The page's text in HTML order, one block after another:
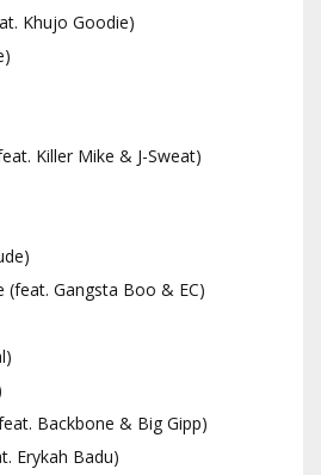
Khujo Goodie)
Killer Mike & J-Sweat)
(feat. Gangsta Boo & EC)
Backbone & Big Gipp)
Erykah Badu)